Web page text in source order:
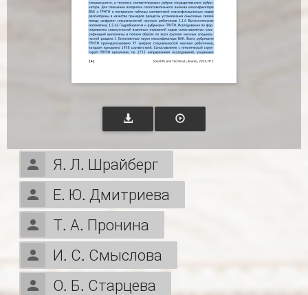
Я. Л. Шрайберг
Е. Ю. Дмитриева
Т. А. Пронина
И. С. Смыслова
О. Б. Старцева